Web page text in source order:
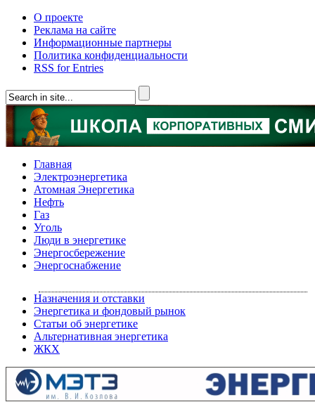
О проекте
Реклама на сайте
Информационные партнеры
Политика конфиденциальности
RSS for Entries
Главная
Электроэнергетика
Атомная Энергетика
Нефть
Газ
Уголь
Люди в энергетике
Энергосбережение
Энергоснабжение
Назначения и отставки
Энергетика и фондовый рынок
Статьи об энергетике
Альтернативная энергетика
ЖКХ